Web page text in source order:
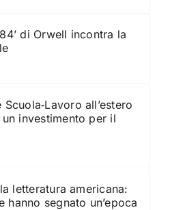
di Orwell incontra la
Scuola‑Lavoro all’estero
un investimento per il
letteratura americana:
hanno segnato un’epoca